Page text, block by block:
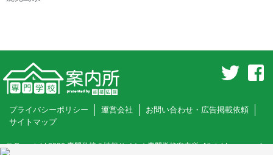
プライバシーポリシー 運営会社
お問い合わせ・広告掲載依頼
サイトマップ
© Copyright 2026専門学校の情報サイト｜専門学校案内所. All rights reserved.